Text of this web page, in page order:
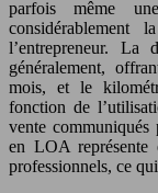
parfois même
l’entrepreneur.
généralement,
mois, et le
fonction de
vente
en LOA représente
professionnels, ce